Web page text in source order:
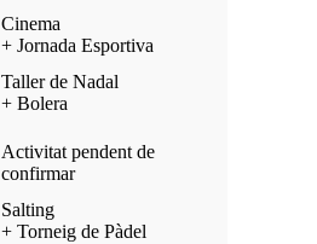
Cinema
+ Jornada Esportiva
Taller de Nadal
+ Bolera
Activitat pendent de
confirmar
Salting
+ Torneig de Pàdel